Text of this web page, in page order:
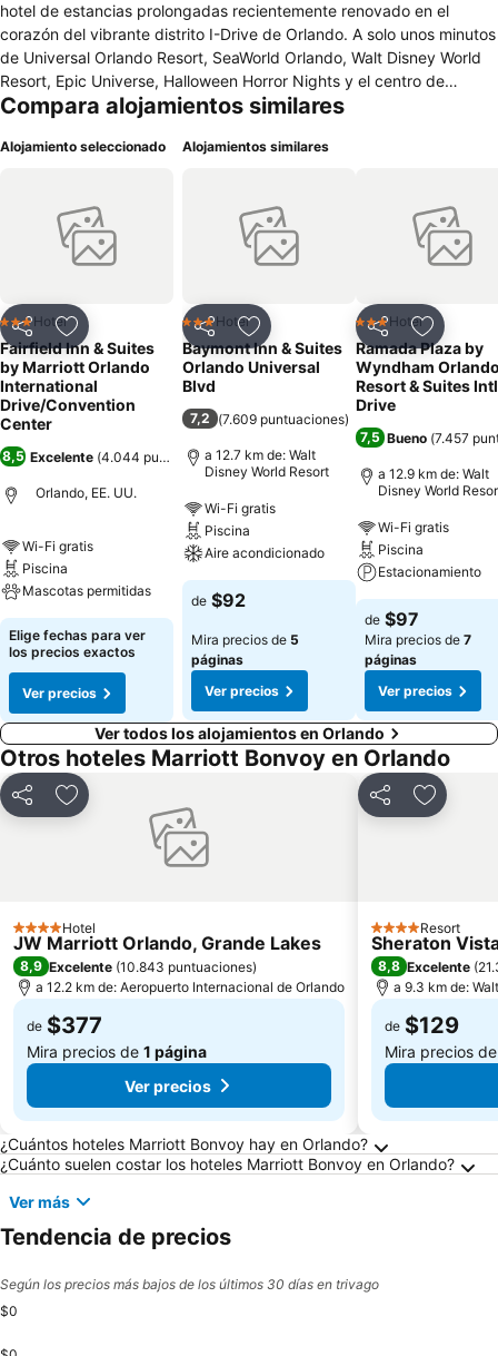
hotel de estancias prolongadas recientemente renovado en el
corazón del vibrante distrito I-Drive de Orlando. A solo unos minutos
de Universal Orlando Resort, SeaWorld Orlando, Walt Disney World
Resort, Epic Universe, Halloween Horror Nights y el centro de
convenciones Orange County, nuestro hotel te acerca a los
Como hotel socio de Universal Studios, los huéspedes disfrutan de
desayuno caliente gratis que incluye jugo de naranja fresco de la
Florida y café, y vuelve por la noche para relajarte en nuestro bar en
el hotel, abierto todas las noches para cervezas, vino y bebidas.
ubicación conveniente cerca de Lockheed Martin, PepsiCo, CVS
Health, OneBlood y el Hospital Dr. Phillips nos convierten en una
opción ideal para vacaciones en familia, viajes de negocios, ferias
comerciales y estancias prolongadas en Orlando, Florida.
Compara alojamientos similares
Alojamiento seleccionado
CompartirAgregar a favoritos
3 Estrellas
Hotel
Fairfield Inn & Suites
by Marriott Orlando
International
Drive/Convention
Center
8,5 Excelente (4.044 puntuaciones)
Orlando, EE. UU.
Wi-Fi gratis
Piscina
Mascotas permitidas
Elige fechas para ver
los precios exactos
Ver precios
Alojamientos similares
CompartirAgregar a favoritos
3 Estrellas
Hotel
Baymont Inn & Suites
Orlando Universal
Blvd
7,2 (7.609 puntuaciones)
a 12.7 km de: Walt
Disney World Resort
Wi-Fi gratis
Piscina
Aire acondicionado
de $92
Mira precios de 5
páginas
Ver precios
CompartirAgregar
3 Estrellas
Hotel
Ramada Plaza by
Wyndham
Resort & Suites Intl
Drive
7,5 Bueno (7.457
a 12.9 km de: Walt
Disney World
Wi-Fi gratis
Piscina
Estacionamiento
de $97
Mira precios de 7
páginas
Ver precios
Ver todos los alojamientos en Orlando
Otros hoteles Marriott Bonvoy en Orlando
CompartirAgregar a favoritos
4 Estrellas
Hotel
JW Marriott Orlando, Grande Lakes
8,9 Excelente (10.843 puntuaciones)
a 12.2 km de: Aeropuerto Internacional de Orlando
de $377
Mira precios de 1 página
Ver precios
CompartirAgregar
4 Estrellas
Resort
Sheraton
8,8 Excelente (
a 9.3 km de:
de $129
Mira precios
Preguntas frecuentes sobre Orlando
¿Cuántos hoteles Marriott Bonvoy hay en Orlando?
¿Cuánto suelen costar los hoteles Marriott Bonvoy en Orlando?
Ver más
Tendencia de precios
Según los precios más bajos de los últimos 30 días en trivago
$0